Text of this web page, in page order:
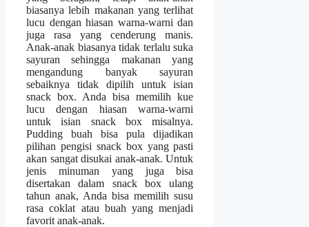
biasanya lebih makanan yang terlihat
lucu dengan hiasan warna-warni dan
juga rasa yang cenderung manis.
Anak-anak biasanya tidak terlalu suka
sayuran sehingga makanan yang
mengandung banyak sayuran
sebaiknya tidak dipilih untuk isian
snack box. Anda bisa memilih kue
lucu dengan hiasan warna-warni
untuk isian snack box misalnya.
Pudding buah bisa pula dijadikan
pilihan pengisi snack box yang pasti
akan sangat disukai anak-anak. Untuk
jenis minuman yang juga bisa
disertakan dalam snack box ulang
tahun anak, Anda bisa memilih susu
rasa coklat atau buah yang menjadi
favorit anak-anak.